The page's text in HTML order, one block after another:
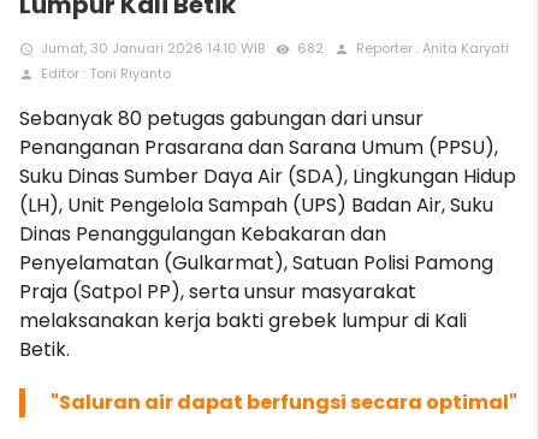
access_time Jumat, 30 Januari 2026 14:10 WIB remove_red_eye 682 person Reporter : Anita Karyati
person Editor : Toni Riyanto
Sebanyak 80 petugas gabungan dari unsur
Penanganan Prasarana dan Sarana Umum (PPSU),
Suku Dinas Sumber Daya Air (SDA), Lingkungan Hidup
(LH), Unit Pengelola Sampah (UPS) Badan Air, Suku
Dinas Penanggulangan Kebakaran dan
Penyelamatan (Gulkarmat), Satuan Polisi Pamong
Praja (Satpol PP), serta unsur masyarakat
melaksanakan kerja bakti grebek lumpur di Kali
Betik.
"Saluran air dapat berfungsi secara optimal"